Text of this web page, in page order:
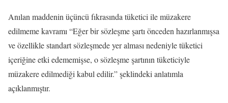
Anılan maddenin üçüncü fıkrasında tüketici ile müzakere
edilmeme kavramı “Eğer bir sözleşme şartı önceden hazırlanmışsa
ve özellikle standart sözleşmede yer alması nedeniyle tüketici
içeriğine etki edememişse, o sözleşme şartının tüketiciyle
müzakere edilmediği kabul edilir.” şeklindeki anlatımla
açıklanmıştır.